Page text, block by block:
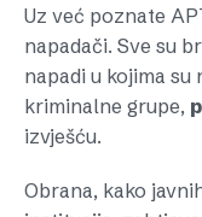
Uz već poznate
napadači. Sve su
napadi u kojima
kriminalne grupe,
izvješću.
Obrana, kako